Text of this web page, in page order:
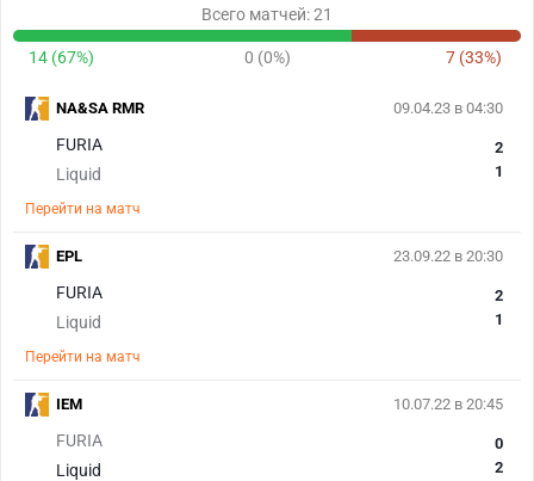
Всего матчей: 21
14 (67%) 0 (0%) 7 (33%)
09.04.23 в 04:30
FURIA
Liquid
2
1
Перейти на матч
NA&SA RMR
23.09.22 в 20:30
FURIA
Liquid
2
1
Перейти на матч
EPL
10.07.22 в 20:45
FURIA
Liquid
0
2
IEM